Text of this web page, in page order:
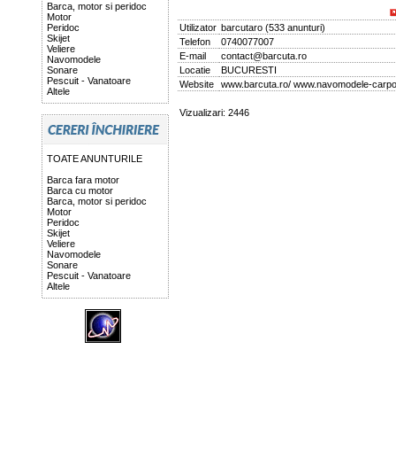
Barca, motor si peridoc
Motor
Peridoc
Skijet
Veliere
Navomodele
Sonare
Pescuit - Vanatoare
Altele
TOATE ANUNTURILE
Barca fara motor
Barca cu motor
Barca, motor si peridoc
Motor
Peridoc
Skijet
Veliere
Navomodele
Sonare
Pescuit - Vanatoare
Altele
Utilizator barcutaro(533 anunturi)
Telefon
0740077007
E-mail
contact@barcuta.ro
Locatie
BUCURESTI
Website
www.barcuta.ro/ www.navomodele-
Vizualizari: 2446